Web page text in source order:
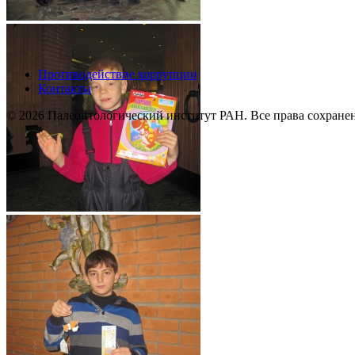
Противодействие коррупции
Контакты
© 2026 Палеонтологический институт РАН. Все права